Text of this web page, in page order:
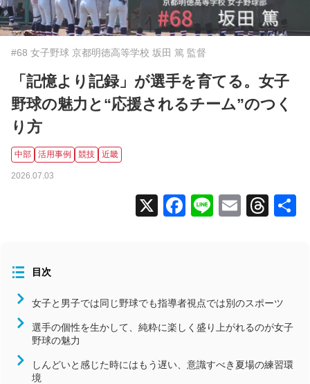
新着記事
おすすめ記事
機能紹介
活用事例
スタッフ向け（指導者）
メンバー向け（選手）
食事
活用事例
#68 女子野球 京都明徳高等学校 坂田 篤 監督
「記憶より記録」が選手を育てる。女子
野球の魅力と“応援されるチーム”のつく
り方
中部 活用事例 競技 近畿
2026.07.03
X Facebook
LineEmail
目次
女子と男子では同じ野球でも指導者視点では別のスポーツ
選手の個性を生かして、純粋に楽しく盛り上がれるのが女子
野球の魅力
しんどいと感じた時にはもう遅い、意識すべき夏場の練習環
境